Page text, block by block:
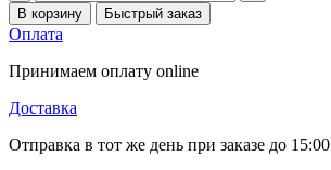
В корзину
Быстрый заказ
Оплата
Принимаем оплату online
Доставка
Отправка в тот же день при заказе до 15:00